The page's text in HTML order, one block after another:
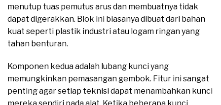
menutup tuas pemutus arus dan membuatnya tidak
dapat digerakkan. Blok ini biasanya dibuat dari bahan
kuat seperti plastik industri atau logam ringan yang
tahan benturan.
Komponen kedua adalah lubang kunci yang
memungkinkan pemasangan gembok. Fitur ini sangat
penting agar setiap teknisi dapat menambahkan kunci